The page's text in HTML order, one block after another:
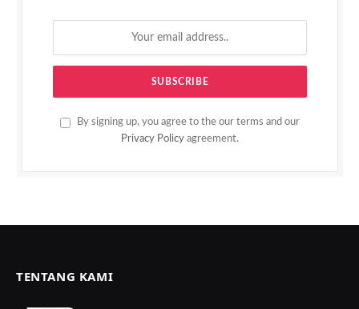
By signing up, you agree to the our terms and our
Privacy Policy agreement.
TENTANG KAMI